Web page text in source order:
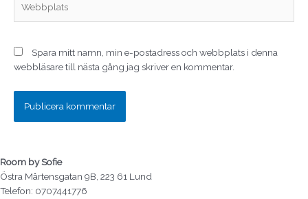
Spara mitt namn, min e-postadress och webbplats i denna
webbläsare till nästa gång jag skriver en kommentar.
Room by Sofie
Östra Mårtensgatan 9B, 223 61 Lund
Telefon: 0707441776